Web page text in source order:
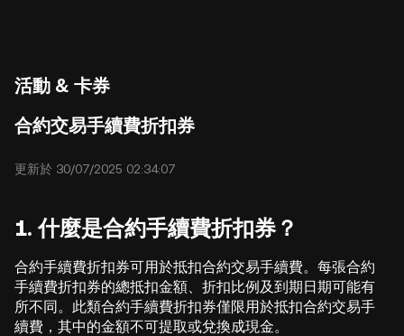
活動 & 卡券
合約交易手續費折扣券
更新於 30/07/2025 02:34:07
1.什麼是合約手續費折扣券？
合約手續費折扣券可用於抵扣合約交易手續費。每張合約
手續費折扣券的總抵扣金額、折扣比例及到期日期可能有
所不同。此類合約手續費折扣券僅限用於抵扣合約交易手
續費，其中的金額不可提取或兌換成現金。